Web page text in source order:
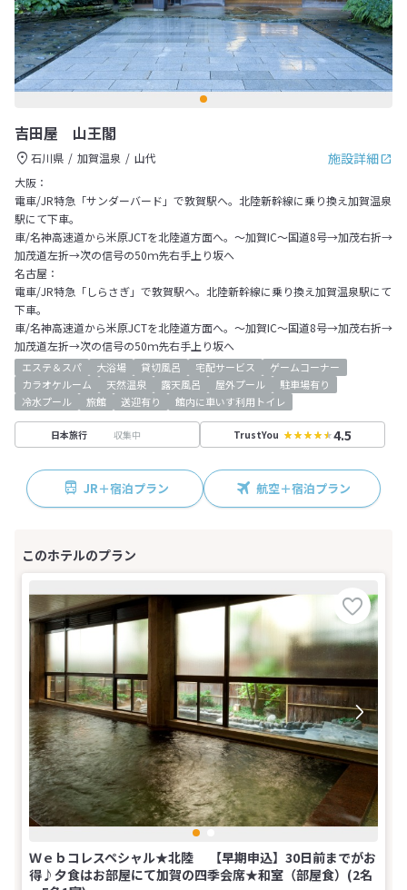
吉田屋 山王閣
施設詳細
石川県 加賀温泉
山代
大阪：
電車/JR特急「サンダーバード」で敦賀駅へ。北陸新幹線に乗り換え加賀温泉
駅にて下車。
車/名神高速道から米原JCTを北陸道方面へ。～加賀IC～国道8号→加茂右折→
加茂道左折→次の信号の50ｍ先右手上り坂へ
名古屋：
電車/JR特急「しらさぎ」で敦賀駅へ。北陸新幹線に乗り換え加賀温泉駅にて
下車。
車/名神高速道から米原JCTを北陸道方面へ。～加賀IC～国道8号→加茂右折→
加茂道左折→次の信号の50ｍ先右手上り坂へ
エステ＆スパ 大浴場 貸切風呂 宅配サービス
ゲームコーナー
カラオケルーム
天然温泉 露天風呂 屋外プール
駐車場有り
冷水プール
旅館 送迎有り 館内に車いす利用トイレ
日本旅行 収集中 TrustYou 4.5
JR＋宿泊プラン 航空＋宿泊プラン
Ｗｅｂコレスペシャル★北陸 【早期申込】30日前までがお
得♪夕食はお部屋にて加賀の四季会席★和室（部屋食）(2名